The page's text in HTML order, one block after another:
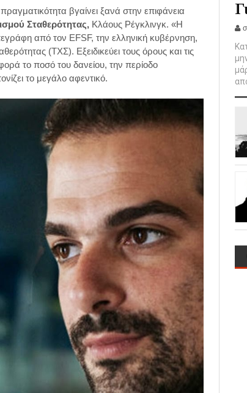
βγαίνει ξανά στην επιφάνεια
Σταθερότητας, Κλάους Ρέγκλινγκ. «Η
από τον EFSF, την ελληνική κυβέρνηση,
(ΤΧΣ). Εξειδικεύει τους όρους και τις
το ποσό του δανείου, την περίοδο
το μεγάλο αφεντικό.